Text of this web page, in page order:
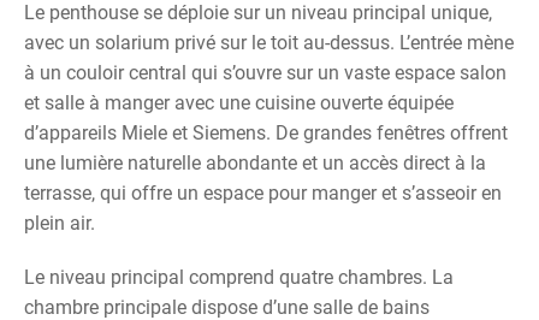
Le penthouse se déploie sur un niveau principal unique,
avec un solarium privé sur le toit au-dessus. L’entrée mène
à un couloir central qui s’ouvre sur un vaste espace salon
et salle à manger avec une cuisine ouverte équipée
d’appareils Miele et Siemens. De grandes fenêtres offrent
une lumière naturelle abondante et un accès direct à la
terrasse, qui offre un espace pour manger et s’asseoir en
plein air.
Le niveau principal comprend quatre chambres. La
chambre principale dispose d’une salle de bains